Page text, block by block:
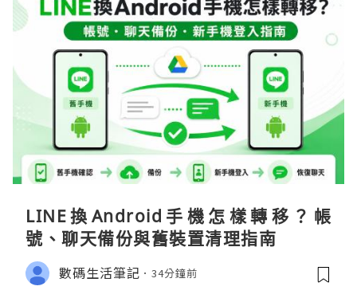
LINE換Android手機怎樣轉移？帳
號、聊天備份與舊裝置清理指南
數碼生活筆記 34分鐘前